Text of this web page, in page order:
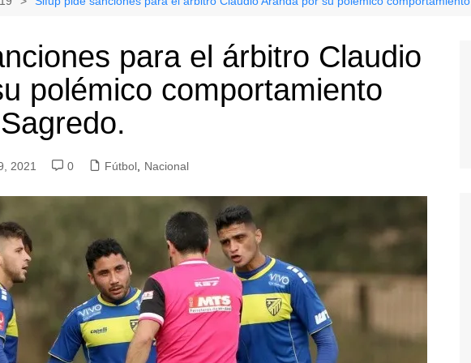
Familia
para el árbitro Claudio
polémico comportamiento
2021 0 Fútbol, Nacional